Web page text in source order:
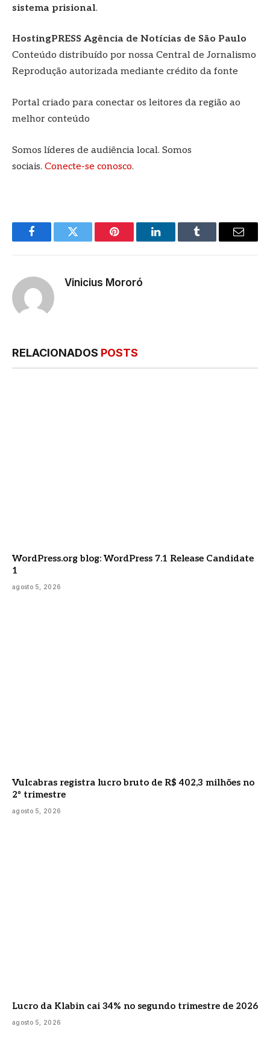
sistema prisional.
HostingPRESS Agência de Notícias de São Paulo
Conteúdo distribuído por nossa Central de Jornalismo
Reprodução autorizada mediante crédito da fonte
Portal criado para conectar os leitores da região ao
melhor conteúdo
Somos líderes de audiência local. Somos
sociais. Conecte-se conosco.
FacebookTwitter Pinterest LinkedInTumblr
E-
Vinicius Mororó
RELACIONADOS POSTS
WordPress.org blog: WordPress 7.1 Release Candidate
1
agosto 5, 2026
Vulcabras registra lucro bruto de R$ 402,3 milhões no
2º trimestre
agosto 5, 2026
Lucro da Klabin cai 34% no segundo trimestre de 2026
agosto 5, 2026